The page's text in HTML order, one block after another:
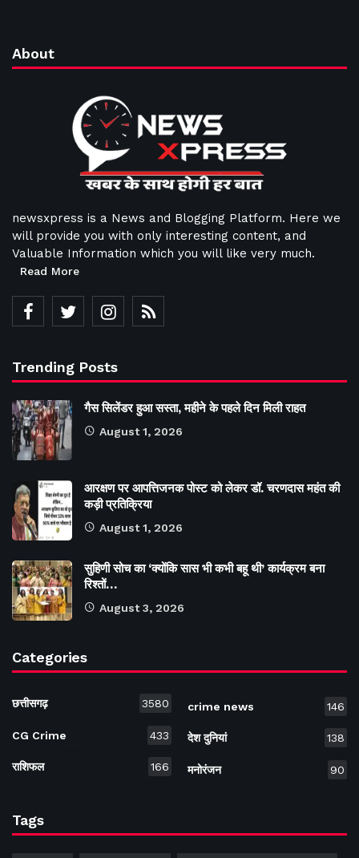
About
newsxpress is a News and Blogging Platform. Here we
will provide you with only interesting content, and
Valuable Information which you will like very much.
Read More
Trending Posts
गैस सिलेंडर हुआ सस्ता, महीने के पहले दिन मिली राहत
August 1, 2026
आरक्षण पर आपत्तिजनक पोस्ट को लेकर डॉ. चरणदास महंत की
कड़ी प्रतिक्रिया
August 1, 2026
सुहिणी सोच का ‘क्योंकि सास भी कभी बहू थी’ कार्यक्रम बना
रिश्तों…
August 3, 2026
Categories
छत्तीसगढ़ 3580
CG Crime 433
राशिफल 166
crime news 146
देश दुनियां 138
मनोरंजन 90
Tags